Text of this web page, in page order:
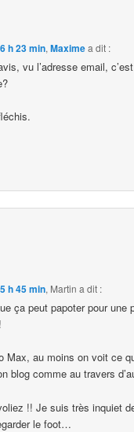
h 23 min,Maximea dit :
vu l’adresse email,
h 45 min, Martin a dit :
ça peut papoter pour une
Max, au moins on voit ce
blog comme au travers
!! Je suis très inquiet
le foot…